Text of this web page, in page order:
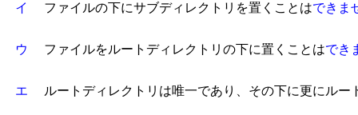
イ ファイルの下にサブディレクトリを置くことはできま
ウ ファイルをルートディレクトリの下に置くことはでき
エ ルートディレクトリは唯一であり、その下に更にルー